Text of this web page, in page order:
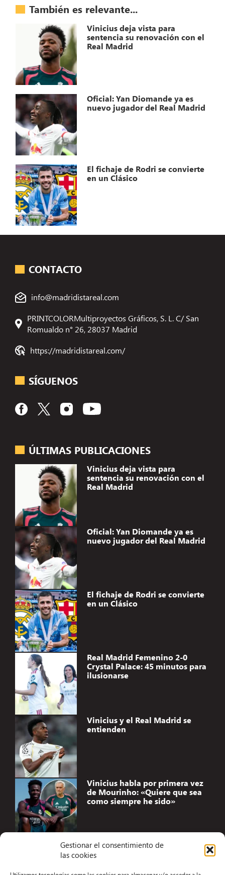
Gestionar el consentimiento de
las cookies
También es relevante...
Vinicius deja vista para
sentencia su renovación con el
Real Madrid
Oficial: Yan Diomande ya es
nuevo jugador del Real Madrid
El fichaje de Rodri se convierte
en un Clásico
ÚLTIMAS PUBLICACIONES
Vinicius deja vista para
sentencia su renovación con el
Real Madrid
Oficial: Yan Diomande ya es
nuevo jugador del Real Madrid
El fichaje de Rodri se convierte
en un Clásico
Real Madrid Femenino 2-0
Crystal Palace: 45 minutos para
ilusionarse
Vinicius y el Real Madrid se
entienden
Vinicius habla por primera vez
de Mourinho: «Quiere que sea
como siempre he sido»
CONTACTO
info@madridistareal.com
PRINTCOLORMultiproyectos Gráficos, S. L. C/ San
Romualdo n° 26, 28037 Madrid
https://madridistareal.com/
SÍGUENOS